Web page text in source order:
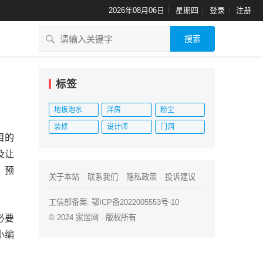
2026年08月06日 星期四 登录 注册
搜索
的
让
预
要
编
标签
地板泡水 洋房 粉尘
装修 设计师 门洞
关于本站 联系我们 隐私政策 投诉建议
工信部备案: 鄂ICP备2022005553号-10
© 2024 家居网 · 版权所有